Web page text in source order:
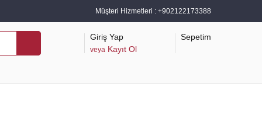
Müşteri Hizmetleri : +902122173388
Giriş Yap
veya Kayıt Ol
Sepetim